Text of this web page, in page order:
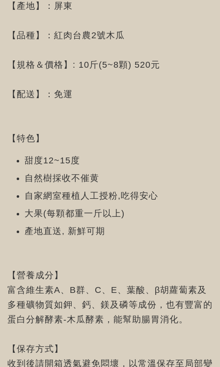
【產地】：屏東
【品種】：紅肉台農2號木瓜
【規格＆價格】: 10斤(5~8顆) 520元
【配送】：免運
【特色】
甜度12~15度
自然樹採收不催黄
自家網室種植人工授粉,吃得安心
大果(每顆都重一斤以上)
產地直送, 新鮮可期
【營養成分】
富含維生素A、B群、C、E、葉酸、β胡蘿蔔素及
多種礦物質如鉀、鈣、鎂及磷等成份，也有豐富的
蛋白分解酵素-木瓜酵素，能幫助腸胃消化。
【保存方式】
收到後請開箱透氣避免悶壞，以常溫保存至局部變